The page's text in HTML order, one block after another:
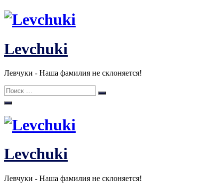
Перейти
Levchuki
Левчуки - Наша фамилия не склоняется!
Поиск:
Поиск
Levchuki
Левчуки - Наша фамилия не склоняется!